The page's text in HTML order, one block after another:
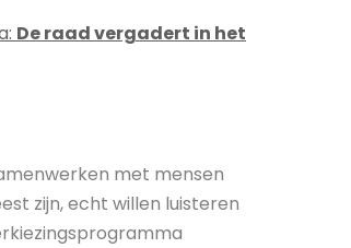
De raad vergadert in het
met mensen
zijn, echt willen luisteren